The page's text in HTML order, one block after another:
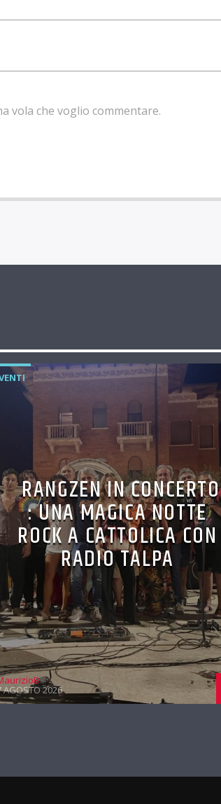
vola che voglio commentare.
RANGZEN IN CONCERTO
: UNA MAGICA NOTTE
ROCK A CATTOLICA CON
RADIO TALPA
AGOSTO 2026